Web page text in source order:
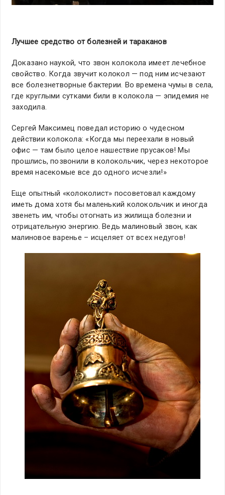
Лучшее средство от болезней и тараканов
Доказано наукой, что звон колокола имеет лечебное
свойство. Когда звучит колокол — под ним исчезают
все болезнетворные бактерии. Во времена чумы в села,
где круглыми сутками били в колокола — эпидемия не
заходила.
Сергей Максимец поведал историю о чудесном
действии колокола: «Когда мы переехали в новый
офис — там было целое нашествие прусаков! Мы
прошлись, позвонили в колокольчик, через некоторое
время насекомые все до одного исчезли!»
Еще опытный «колоколист» посоветовал каждому
иметь дома хотя бы маленький колокольчик и иногда
звенеть им, чтобы отогнать из жилища болезни и
отрицательную энергию. Ведь малиновый звон, как
малиновое варенье – исцеляет от всех недугов!